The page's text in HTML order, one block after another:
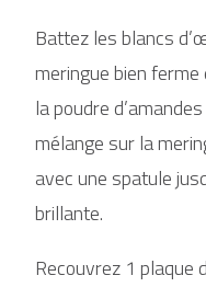
Battez les blancs
meringue bien
la poudre
mélange sur la
avec une spatule
brillante.
Recouvrez 1 plaque